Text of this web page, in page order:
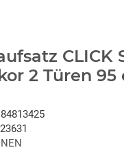
CLICK
2 Türen 95
84813425